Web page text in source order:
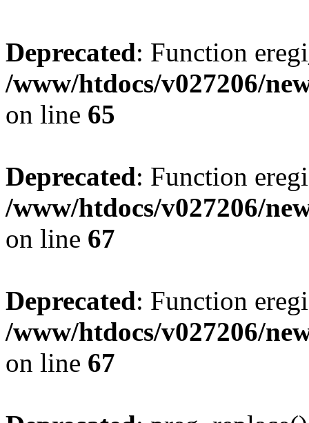
Deprecated: Function
/www/htdocs/v027206/
on line 65
Deprecated: Function
/www/htdocs/v027206/
on line 67
Deprecated: Function
/www/htdocs/v027206/
on line 67